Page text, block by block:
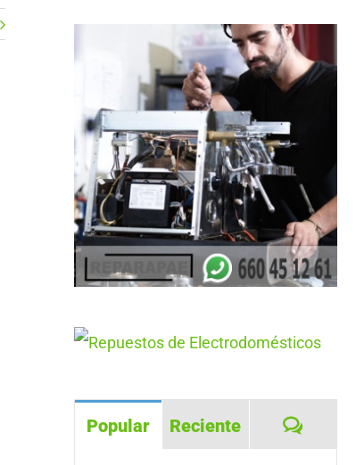
Popular Reciente